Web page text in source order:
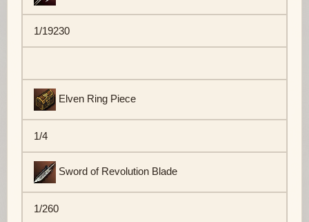
1/19230
Elven Ring Piece
1/4
Sword of Revolution Blade
1/260